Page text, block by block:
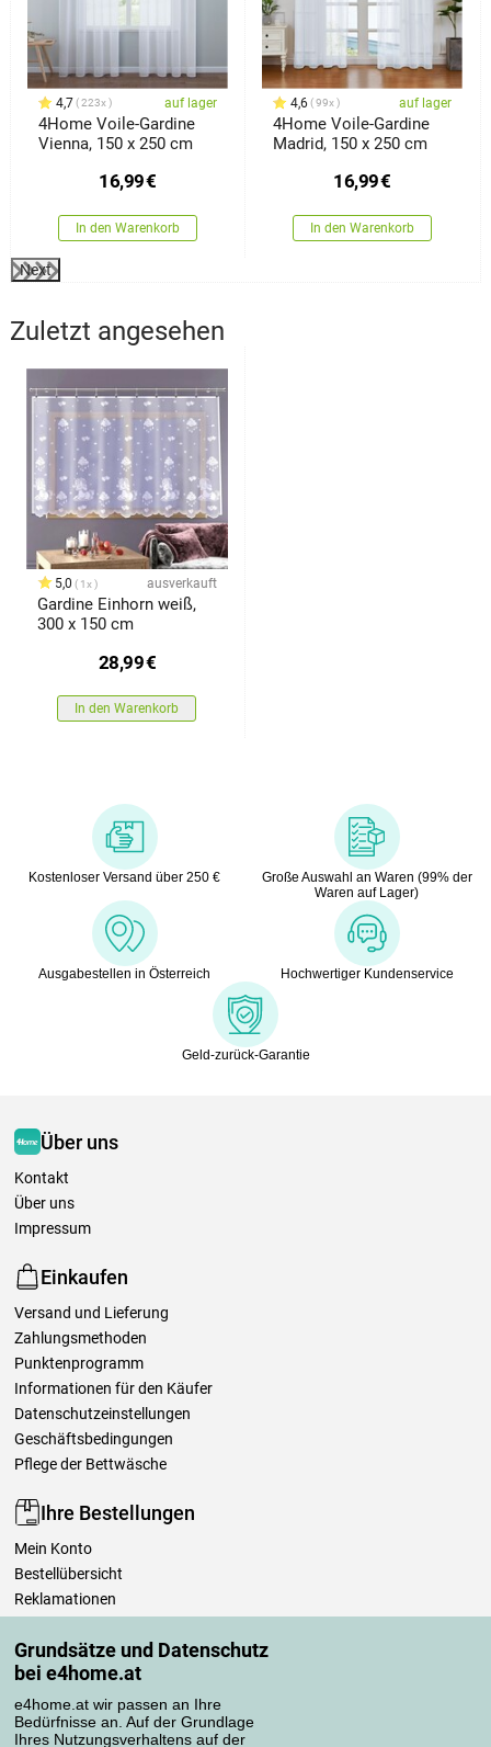
Grundsätze und Datenschutz
bei e4home.at
e4home.at wir passen an Ihre
Bedürfnisse an. Auf der Grundlage
Ihres Nutzungsverhaltens auf der
4,7 223x auf lager
4Home Voile-Gardine
Vienna, 150 x 250 cm
16,99€
In den Warenkorb
4,6 99x auf lager
4Home Voile-Gardine
Madrid, 150 x 250 cm
16,99€
In den Warenkorb
Next
Zuletzt angesehen
5,0 1x ausverkauft
Gardine Einhorn weiß,
300 x 150 cm
28,99€
In den Warenkorb
Kostenloser Versand über 250 €
Große Auswahl an Waren (99% der
Waren auf Lager)
Ausgabestellen in Österreich Hochwertiger Kundenservice
Geld-zurück-Garantie
Über uns
Kontakt
Über uns
Impressum
Einkaufen
Versand und Lieferung
Zahlungsmethoden
Punktenprogramm
Informationen für den Käufer
Datenschutzeinstellungen
Geschäftsbedingungen
Pflege der Bettwäsche
Ihre Bestellungen
Mein Konto
Bestellübersicht
Reklamationen
Einfach mehr wissen
Richtlinien zur Verarbeitung von Bewertungen
Transportarten